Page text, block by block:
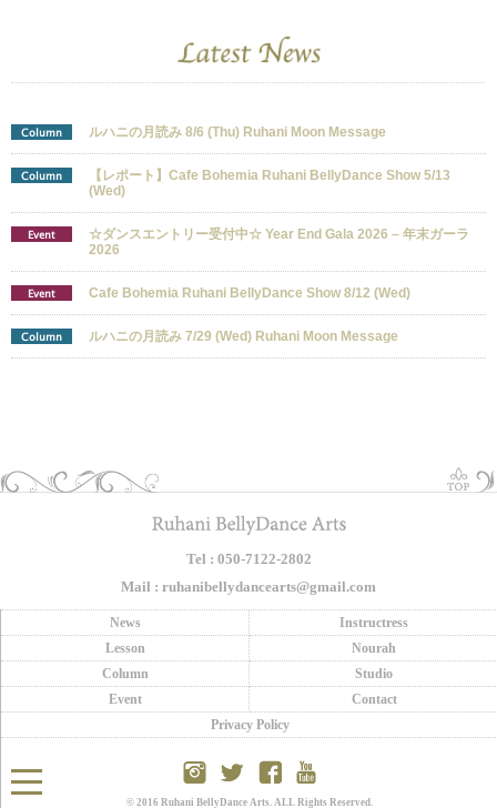
Column ルハニの月読み 8/6 (Thu) Ruhani Moon Message
Column
【レポート】Cafe Bohemia Ruhani BellyDance Show 5/13
(Wed)
Event
☆ダンスエントリー受付中☆ Year End Gala 2026 – 年末ガーラ
2026
Event Cafe Bohemia Ruhani BellyDance Show 8/12 (Wed)
Column ルハニの月読み 7/29 (Wed) Ruhani Moon Message
Tel : 050-7122-2802
Mail : ruhanibellydancearts@gmail.com
News
Instructress
Lesson
Nourah
Column
Studio
Event
Contact
Privacy Policy
© 2016 Ruhani BellyDance Arts. ALL Rights Reserved.